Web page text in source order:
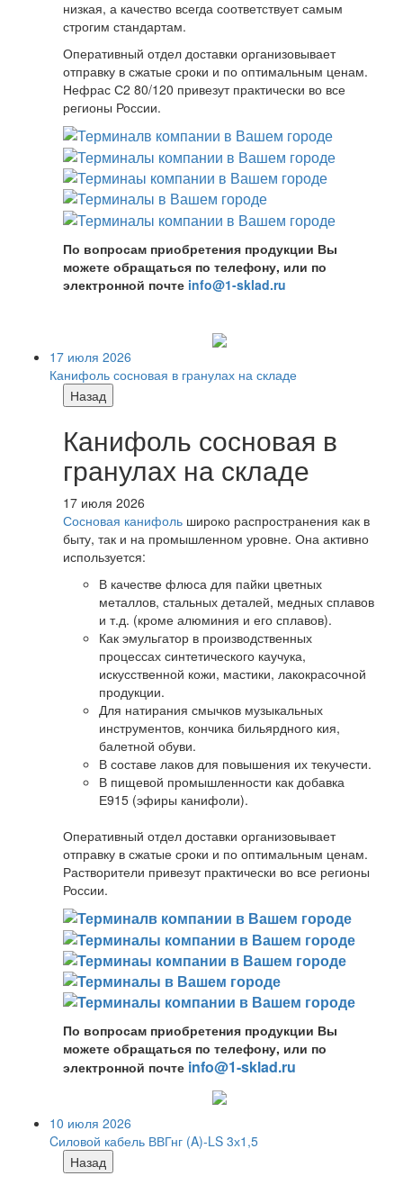
низкая, а качество всегда соответствует самым
строгим стандартам.
Оперативный отдел доставки организовывает
отправку в сжатые сроки и по оптимальным ценам.
Нефрас С2 80/120 привезут практически во все
регионы России.
По вопросам приобретения продукции Вы
можете обращаться по телефону, или по
электронной почте info@1-sklad.ru
17 июля 2026
Канифоль сосновая в гранулах на складе
Назад
Канифоль сосновая в
гранулах на складе
17 июля 2026
Сосновая канифоль широко распространения как в
быту, так и на промышленном уровне. Она активно
используется:
В качестве флюса для пайки цветных
металлов, стальных деталей, медных сплавов
и т.д. (кроме алюминия и его сплавов).
Как эмульгатор в производственных
процессах синтетического каучука,
искусственной кожи, мастики, лакокрасочной
продукции.
Для натирания смычков музыкальных
инструментов, кончика бильярдного кия,
балетной обуви.
В составе лаков для повышения их текучести.
В пищевой промышленности как добавка
Е915 (эфиры канифоли).
Оперативный отдел доставки организовывает
отправку в сжатые сроки и по оптимальным ценам.
Растворители привезут практически во все регионы
России.
По вопросам приобретения продукции Вы
можете обращаться по телефону, или по
электронной почте info@1-sklad.ru
10 июля 2026
Cиловой кабель ВВГнг (A)-LS 3х1,5
Назад